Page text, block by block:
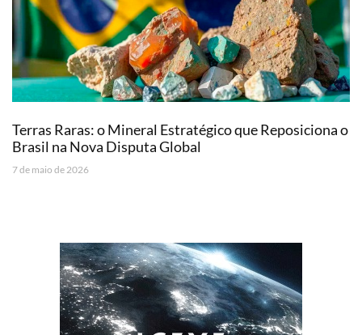
Terras Raras: o Mineral Estratégico que Reposiciona o
Brasil na Nova Disputa Global
7 de maio de 2026